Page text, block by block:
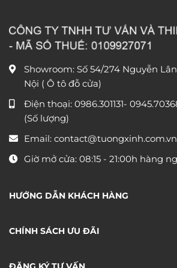
Showroom: Số 54/274 Nguyễn
Nội ( Ô tô đỗ cửa)
Điện thoại: 0986.301131-
(Số lượng)
Email: contact@tuongxinh.com.vn
Giờ mở cửa: 08:15 - 21:00h hàng
HƯỚNG DẪN KHÁCH HÀNG
CHÍNH SÁCH ƯU ĐÃI